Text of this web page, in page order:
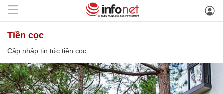
tiền cọc
Cập nhập tin tức tiền cọc